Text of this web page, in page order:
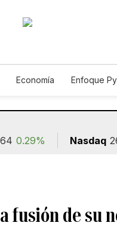
Economía Enfoque
0.29% Nasdaq
fusión de su